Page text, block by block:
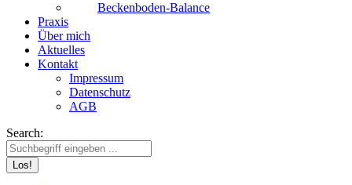
Beckenboden-Balance
Praxis
Über mich
Aktuelles
Kontakt
Impressum
Datenschutz
AGB
Search: